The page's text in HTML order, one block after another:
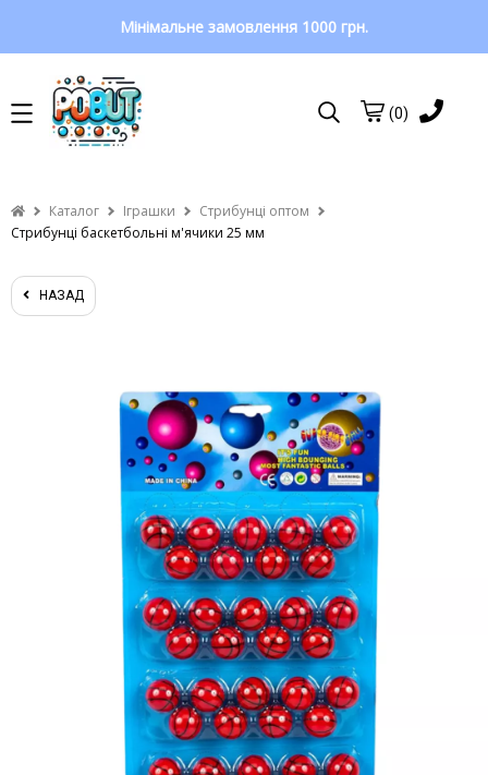
Мінімальне замовлення 1000 грн.
(0)
Каталог Іграшки
Стрибунці оптом
Стрибунці баскетбольні м'ячики 25 мм
НАЗАД